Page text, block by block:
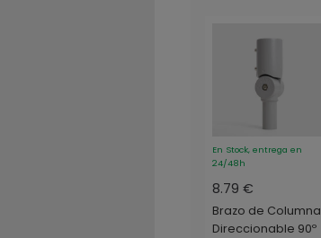
En Stock, entrega en
24/48h
8.79 €
Brazo de Columna
Direccionable 90º